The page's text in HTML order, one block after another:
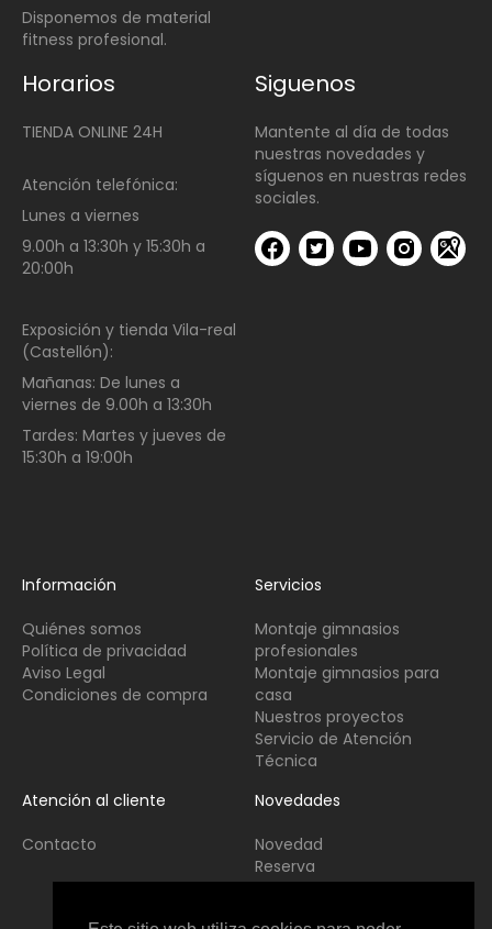
Disponemos de material
fitness profesional.
Horarios
TIENDA ONLINE 24H
Atención telefónica:
Lunes a viernes
9.00h a 13:30h y 15:30h a
20:00h
Exposición y tienda Vila-real
(Castellón):
Mañanas: De lunes a
viernes de 9.00h a 13:30h
Tardes: Martes y jueves de
15:30h a 19:00h
Siguenos
Mantente al día de todas
nuestras novedades y
síguenos en nuestras redes
sociales.
Información
Quiénes somos
Política de privacidad
Aviso Legal
Condiciones de compra
Servicios
Montaje gimnasios
profesionales
Montaje gimnasios para
casa
Nuestros proyectos
Servicio de Atención
Técnica
Atención al cliente
Contacto
Novedades
Novedad
Reserva
Usado